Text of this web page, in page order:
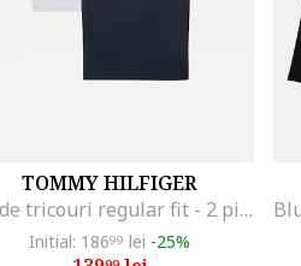
TOMMY HILFIGER
Set de tricouri regular fit - 2 piese, Alb/Albastru inchis
Initial: 18699 lei -25%